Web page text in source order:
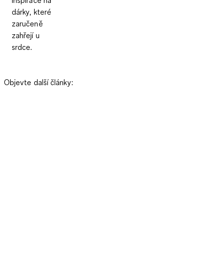
dárky, které
zaručeně
zahřejí u
srdce.
Objevte další články: